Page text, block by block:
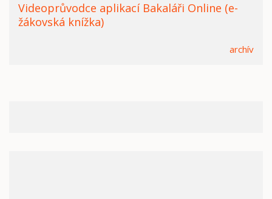
Videoprůvodce aplikací Bakaláři Online (e-
žákovská knížka)
archív